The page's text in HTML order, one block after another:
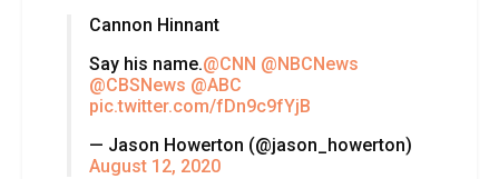
Cannon Hinnant
Say his name.@CNN @NBCNews
@CBSNews @ABC
pic.twitter.com/fDn9c9fYjB
— Jason Howerton (@jason_howerton)
August 12, 2020